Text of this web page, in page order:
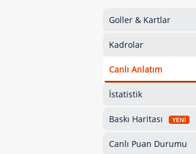
Goller & Kartlar
Kadrolar
Canlı Anlatım
İstatistik
Baskı Haritası YENİ
Canlı Puan Durumu